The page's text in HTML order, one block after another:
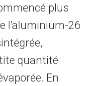
plus
l’aluminium-26
quantité
En